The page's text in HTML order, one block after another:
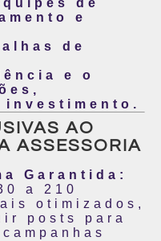
de
e
de
e o
investimento.
AO
ASSESSORIA
Garantida:
a 210
otimizados,
posts para